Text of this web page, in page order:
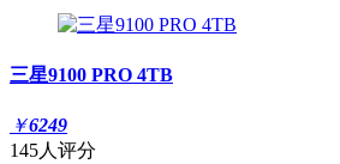
三星9100 PRO 4TB
￥6249
145人评分